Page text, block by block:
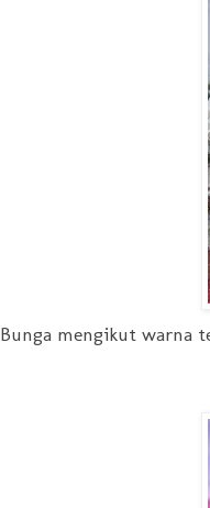
Bunga mengikut warna